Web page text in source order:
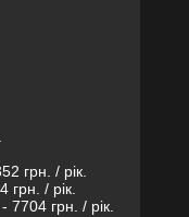
грн. / рік.
/ рік.
грн. / рік.